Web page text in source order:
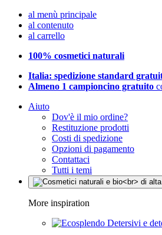
al menù principale
al contenuto
al carrello
100% cosmetici naturali
Italia: spedizione standard
Almeno 1 campioncino gratuito
Aiuto
Dov'è il mio ordine?
Restituzione prodotti
Costi di spedizione
Opzioni di pagamento
Contattaci
Tutti i temi
More inspiration
Detersivi e